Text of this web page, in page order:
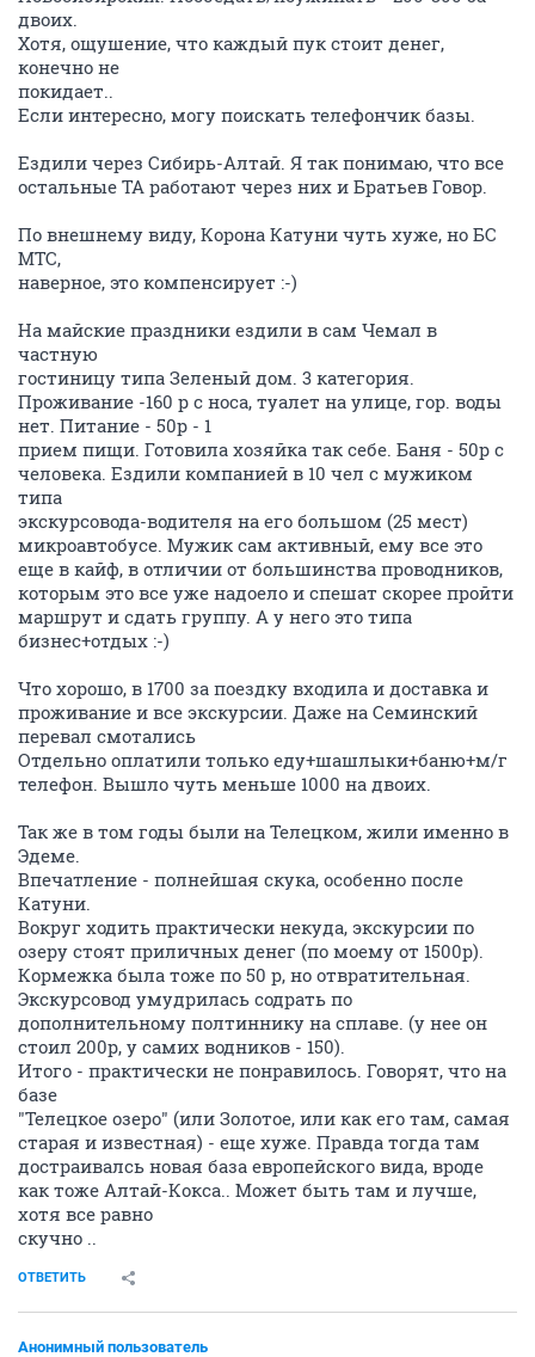
двоих.
Хотя, ощушение, что каждый пук стоит денег,
конечно не
покидает..
Если интересно, могу поискать телефончик базы.
Ездили через Сибирь-Алтай. Я так понимаю, что все
остальные ТА работают через них и Братьев Говор.
По внешнему виду, Корона Катуни чуть хуже, но БС
МТС,
наверное, это компенсирует :-)
На майские праздники ездили в сам Чемал в
частную
гостиницу типа Зеленый дом. 3 категория.
Проживание -160 р с носа, туалет на улице, гор. воды
нет. Питание - 50р - 1
прием пищи. Готовила хозяйка так себе. Баня - 50р с
человека. Ездили компанией в 10 чел с мужиком
типа
экскурсовода-водителя на его большом (25 мест)
микроавтобусе. Мужик сам активный, ему все это
еще в кайф, в отличии от большинства проводников,
которым это все уже надоело и спешат скорее пройти
маршрут и сдать группу. А у него это типа
бизнес+отдых :-)
Что хорошо, в 1700 за поездку входила и доставка и
проживание и все экскурсии. Даже на Семинский
перевал смотались
Отдельно оплатили только еду+шашлыки+баню+м/г
телефон. Вышло чуть меньше 1000 на двоих.
Так же в том годы были на Телецком, жили именно в
Эдеме.
Впечатление - полнейшая скука, особенно после
Катуни.
Вокруг ходить практически некуда, экскурсии по
озеру стоят приличных денег (по моему от 1500р).
Кормежка была тоже по 50 р, но отвратительная.
Экскурсовод умудрилась содрать по
дополнительному полтиннику на сплаве. (у нее он
стоил 200р, у самих водников - 150).
Итого - практически не понравилось. Говорят, что на
базе
"Телецкое озеро" (или Золотое, или как его там, самая
старая и известная) - еще хуже. Правда тогда там
достраивалсь новая база европейского вида, вроде
как тоже Алтай-Кокса.. Может быть там и лучше,
хотя все равно
скучно ..
ОТВЕТИТЬ
Анонимный пользователь